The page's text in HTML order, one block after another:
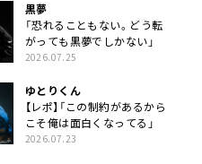
黒夢
「恐れることもない。どう転
がっても黒夢でしかない」
2026.07.25
ゆとりくん
【レポ】「この制約があるから
こそ俺は面白くなってる」
2026.07.23